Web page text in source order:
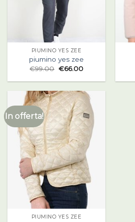
PIUMINO YES ZEE
piumino yes zee
€99.00 €66.00
In offerta!
PIUMINO YES ZEE